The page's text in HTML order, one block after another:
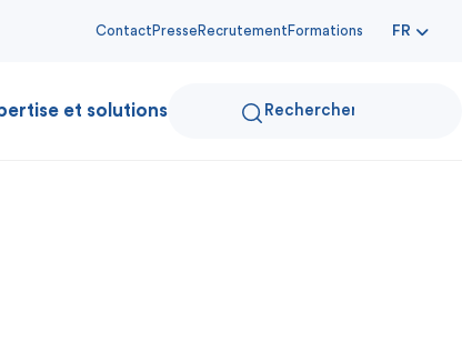
Contact Presse Recrutement Formations FR
et solutions